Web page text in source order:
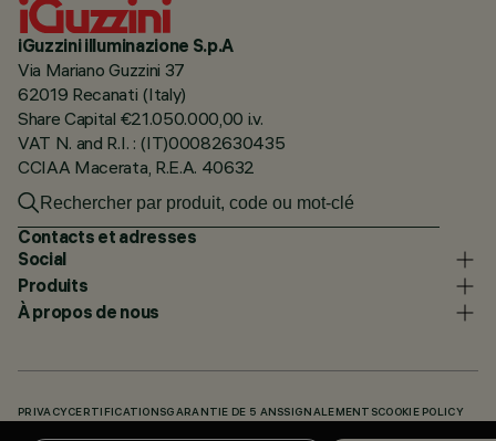
iGuzzini illuminazione S.p.A
Via Mariano Guzzini 37
62019 Recanati (Italy)
Share Capital €21.050.000,00 i.v.
VAT N. and R.I. : (IT)00082630435
CCIAA Macerata, R.E.A. 40632
Contacts et adresses
Social
Produits
À propos de nous
PRIVACY CERTIFICATIONSGARANTIE DE 5 ANSSIGNALEMENTSCOOKIE POLICY